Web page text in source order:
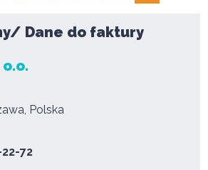
Dane do faktury
o.o.
Polska
72